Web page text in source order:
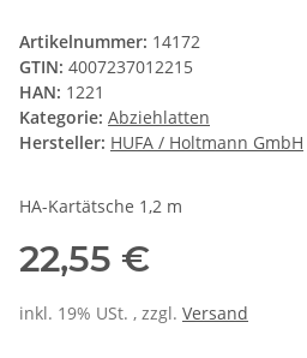
Artikelnummer: 14172
GTIN: 4007237012215
HAN: 1221
Kategorie: Abziehlatten
Hersteller: HUFA / Holtmann GmbH
HA-Kartätsche 1,2 m
22,55 €
inkl. 19% USt. , zzgl. Versand